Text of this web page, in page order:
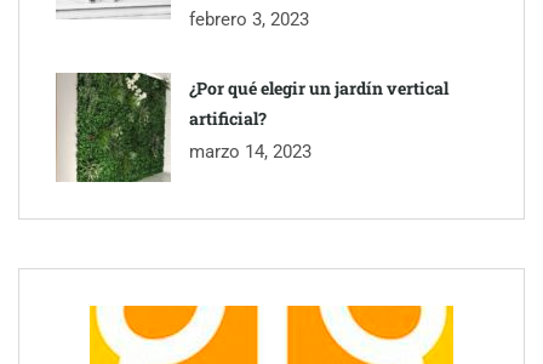
febrero 3, 2023
¿Por qué elegir un jardín vertical
artificial?
marzo 14, 2023